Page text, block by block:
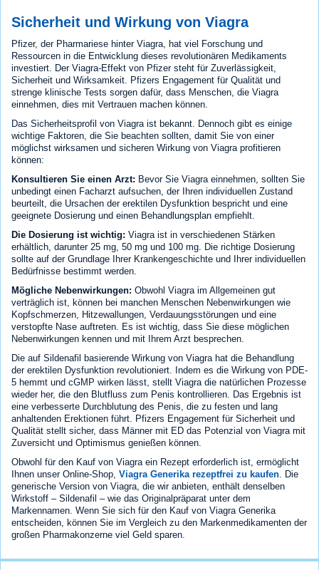
Sicherheit und Wirkung von Viagra
Pfizer, der Pharmariese hinter Viagra, hat viel Forschung und
Ressourcen in die Entwicklung dieses revolutionären Medikaments
investiert. Der Viagra-Effekt von Pfizer steht für Zuverlässigkeit,
Sicherheit und Wirksamkeit. Pfizers Engagement für Qualität und
strenge klinische Tests sorgen dafür, dass Menschen, die Viagra
einnehmen, dies mit Vertrauen machen können.
Das Sicherheitsprofil von Viagra ist bekannt. Dennoch gibt es einige
wichtige Faktoren, die Sie beachten sollten, damit Sie von einer
möglichst wirksamen und sicheren Wirkung von Viagra profitieren
können:
Konsultieren Sie einen Arzt: Bevor Sie Viagra einnehmen, sollten Sie
unbedingt einen Facharzt aufsuchen, der Ihren individuellen Zustand
beurteilt, die Ursachen der erektilen Dysfunktion bespricht und eine
geeignete Dosierung und einen Behandlungsplan empfiehlt.
Die Dosierung ist wichtig: Viagra ist in verschiedenen Stärken
erhältlich, darunter 25 mg, 50 mg und 100 mg. Die richtige Dosierung
sollte auf der Grundlage Ihrer Krankengeschichte und Ihrer individuellen
Bedürfnisse bestimmt werden.
Mögliche Nebenwirkungen: Obwohl Viagra im Allgemeinen gut
verträglich ist, können bei manchen Menschen Nebenwirkungen wie
Kopfschmerzen, Hitzewallungen, Verdauungsstörungen und eine
verstopfte Nase auftreten. Es ist wichtig, dass Sie diese möglichen
Nebenwirkungen kennen und mit Ihrem Arzt besprechen.
Die auf Sildenafil basierende Wirkung von Viagra hat die Behandlung
der erektilen Dysfunktion revolutioniert. Indem es die Wirkung von PDE-
5 hemmt und cGMP wirken lässt, stellt Viagra die natürlichen Prozesse
wieder her, die den Blutfluss zum Penis kontrollieren. Das Ergebnis ist
eine verbesserte Durchblutung des Penis, die zu festen und lang
anhaltenden Erektionen führt. Pfizers Engagement für Sicherheit und
Qualität stellt sicher, dass Männer mit ED das Potenzial von Viagra mit
Zuversicht und Optimismus genießen können.
Obwohl für den Kauf von Viagra ein Rezept erforderlich ist, ermöglicht
Ihnen unser Online-Shop, Viagra Generika rezeptfrei zu kaufen . Die
generische Version von Viagra, die wir anbieten, enthält denselben
Wirkstoff – Sildenafil – wie das Originalpräparat unter dem
Markennamen. Wenn Sie sich für den Kauf von Viagra Generika
entscheiden, können Sie im Vergleich zu den Markenmedikamenten der
großen Pharmakonzerne viel Geld sparen.